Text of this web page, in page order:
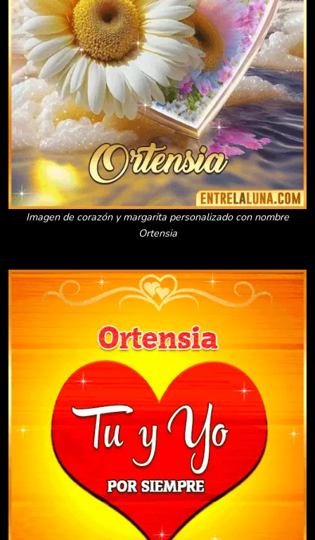
Imagen de corazón y margarita personalizado con nombre
Ortensia